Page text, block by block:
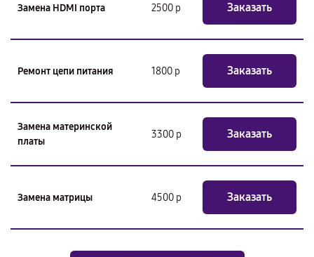
Замена HDMI порта 2500 р Заказать
Ремонт цепи питания 1800 р Заказать
Замена материнской
платы
3300 р Заказать
Замена матрицы 4500 р Заказать